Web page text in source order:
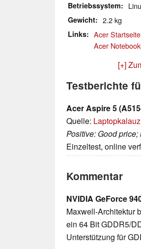
Betriebssystem
Gewicht 2.2 kg
Links
Acer Startseite
Acer
[+]
Testberichte
Acer Aspire 5
Quelle: Laptopkalauz
Positive: Good
Einzeltest, online
Kommentar
NVIDIA GeForce
Maxwell-Architektur
ein 64 Bit GDDR5/
Unterstützung für